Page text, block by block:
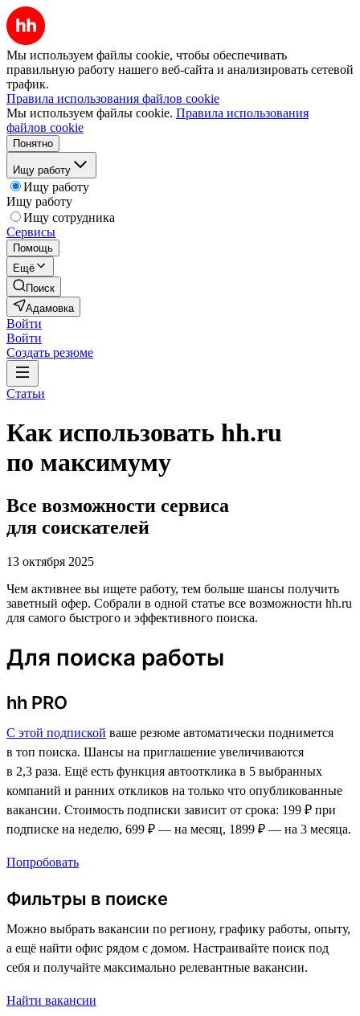
Мы используем файлы cookie, чтобы обеспечивать
правильную работу нашего веб-сайта и анализировать сетевой
трафик.
Правила использования файлов cookie
Мы используем файлы cookie. Правила использования
файлов cookie
Понятно
Ищу работу
Ищу работу
Ищу работу
Ищу сотрудника
Сервисы
Помощь
Ещё
Поиск
Адамовка
Войти
Войти
Создать резюме
Статьи
Как использовать hh.ru
по максимуму
Все возможности сервиса
для соискателей
13 октября 2025
Чем активнее вы ищете работу, тем больше шансы получить
заветный офер. Собрали в одной статье все возможности hh.ru
для самого быстрого и эффективного поиска.
Для поиска работы
hh PRO
С этой подпиской ваше резюме автоматически поднимется
в топ поиска. Шансы на приглашение увеличиваются
в 2,3 раза. Ещё есть функция автоотклика в 5 выбранных
компаний и ранних откликов на только что опубликованные
вакансии. Стоимость подписки зависит от срока: 199 ₽ при
подписке на неделю, 699 ₽ — на месяц, 1899 ₽ — на 3 месяца.
Попробовать
Фильтры в поиске
Можно выбрать вакансии по региону, графику работы, опыту,
а ещё найти офис рядом с домом. Настраивайте поиск под
себя и получайте максимально релевантные вакансии.
Найти вакансии